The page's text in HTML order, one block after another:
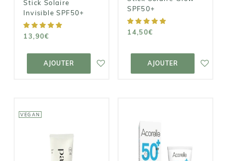
Stick Solaire
Invisible SPF50+
13,90€
AJOUTER
AJOUTER AU
PANIER
SPF50+
14,50€
AJOUTER
AJOUTER AU
PANIER
VEGAN